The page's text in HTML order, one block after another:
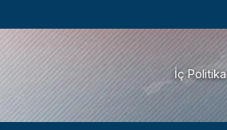
İç Politika